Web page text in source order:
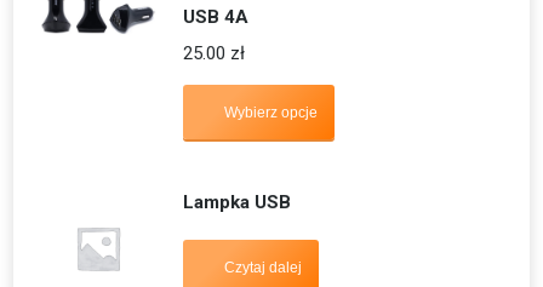
USB 4A
25.00 zł
Wybierz opcje
Lampka USB
Czytaj dalej